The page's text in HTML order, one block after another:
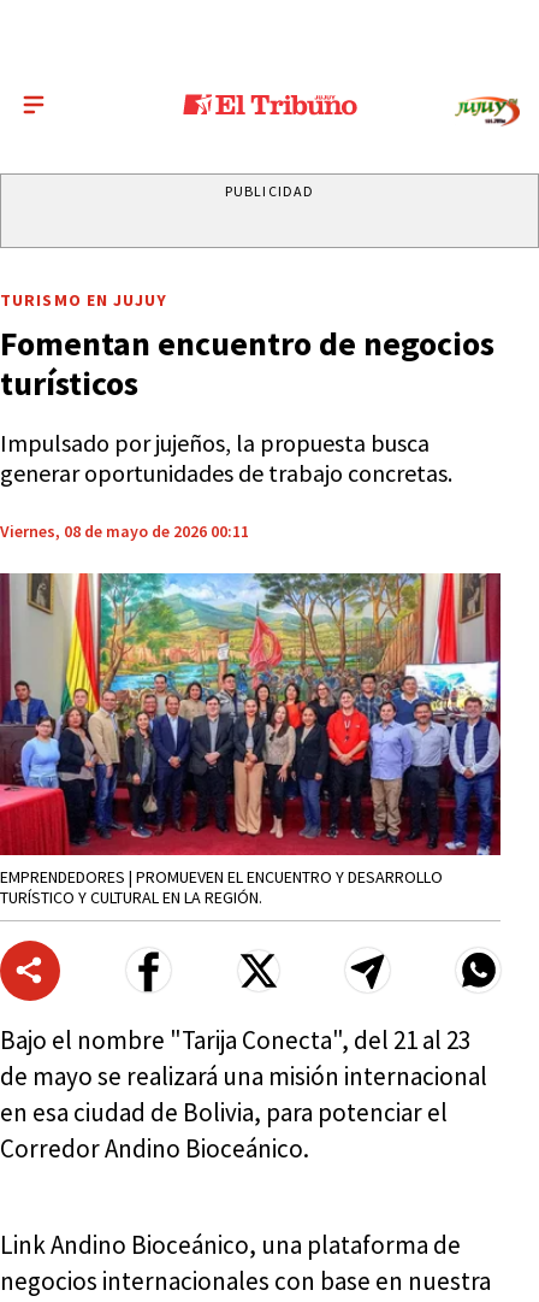
PUBLICIDAD
TURISMO EN JUJUY
Fomentan encuentro de negocios
turísticos
Impulsado por jujeños, la propuesta busca
generar oportunidades de trabajo concretas.
Viernes, 08 de mayo de 2026 00:11
EMPRENDEDORES | PROMUEVEN EL ENCUENTRO Y DESARROLLO
TURÍSTICO Y CULTURAL EN LA REGIÓN.
Bajo el nombre "Tarija Conecta", del 21 al 23
de mayo se realizará una misión internacional
en esa ciudad de Bolivia, para potenciar el
Corredor Andino Bioceánico.
Link Andino Bioceánico, una plataforma de
negocios internacionales con base en nuestra